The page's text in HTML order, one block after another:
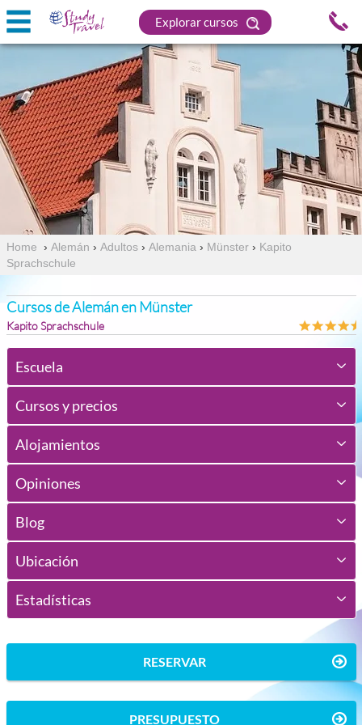
Explorar cursos
Home › Alemán › Adultos › Alemania › Münster › Kapito
Sprachschule
Cursos de Alemán en Münster
Kapito Sprachschule
Escuela
Cursos y precios
Alojamientos
Opiniones
Blog
Ubicación
Estadísticas
RESERVAR
PRESUPUESTO